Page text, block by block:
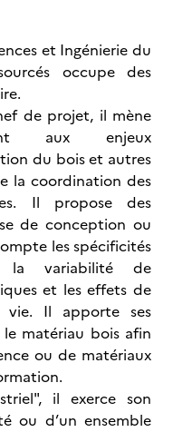
et Ingénierie du
occupe des
de projet, il mène
aux enjeux
du bois et autres
la coordination des
Il propose des
de conception ou
les spécificités
la variabilité de
et les effets de
vie. Il apporte ses
le matériau bois afin
ou de matériaux
il exerce son
ou d’un ensemble